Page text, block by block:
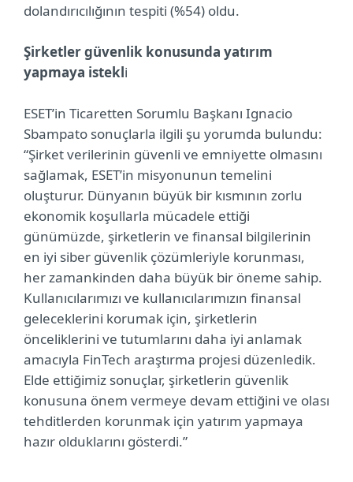
dolandırıcılığının tespiti (%54) oldu.
Şirketler güvenlik konusunda yatırım
yapmaya istekli
ESET’in Ticaretten Sorumlu Başkanı Ignacio
Sbampato sonuçlarla ilgili şu yorumda bulundu:
“Şirket verilerinin güvenli ve emniyette olmasını
sağlamak, ESET’in misyonunun temelini
oluşturur. Dünyanın büyük bir kısmının zorlu
ekonomik koşullarla mücadele ettiği
günümüzde, şirketlerin ve finansal bilgilerinin
en iyi siber güvenlik çözümleriyle korunması,
her zamankinden daha büyük bir öneme sahip.
Kullanıcılarımızı ve kullanıcılarımızın finansal
geleceklerini korumak için, şirketlerin
önceliklerini ve tutumlarını daha iyi anlamak
amacıyla FinTech araştırma projesi düzenledik.
Elde ettiğimiz sonuçlar, şirketlerin güvenlik
konusuna önem vermeye devam ettiğini ve olası
tehditlerden korunmak için yatırım yapmaya
hazır olduklarını gösterdi.”